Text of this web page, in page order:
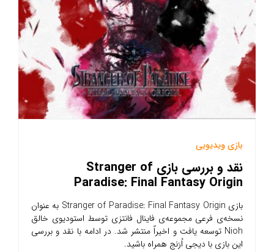
بازی ویدیویی
نقد و بررسی بازی Stranger of
Paradise: Final Fantasy Origin
بازی Stranger of Paradise: Final Fantasy Origin به عنوان
نسخه‌ی فرعی مجموعه‌ی فاینال فانتزی توسط استودیوی خالق
Nioh توسعه یافت و اخیراً منتشر شد. در ادامه با نقد و بررسی
این بازی با دیجی اُرَنج همراه باشید.